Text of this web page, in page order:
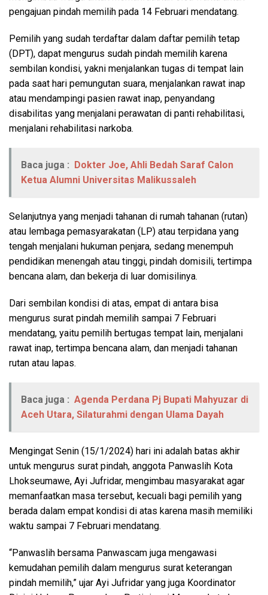
pengajuan pindah memilih pada 14 Februari mendatang.
Pemilih yang sudah terdaftar dalam daftar pemilih tetap
(DPT), dapat mengurus sudah pindah memilih karena
sembilan kondisi, yakni menjalankan tugas di tempat lain
pada saat hari pemungutan suara, menjalankan rawat inap
atau mendampingi pasien rawat inap, penyandang
disabilitas yang menjalani perawatan di panti rehabilitasi,
menjalani rehabilitasi narkoba.
Baca juga : Dokter Joe, Ahli Bedah Saraf Calon
Ketua Alumni Universitas Malikussaleh
Selanjutnya yang menjadi tahanan di rumah tahanan (rutan)
atau lembaga pemasyarakatan (LP) atau terpidana yang
tengah menjalani hukuman penjara, sedang menempuh
pendidikan menengah atau tinggi, pindah domisili, tertimpa
bencana alam, dan bekerja di luar domisilinya.
Dari sembilan kondisi di atas, empat di antara bisa
mengurus surat pindah memilih sampai 7 Februari
mendatang, yaitu pemilih bertugas tempat lain, menjalani
rawat inap, tertimpa bencana alam, dan menjadi tahanan
rutan atau lapas.
Baca juga : Agenda Perdana Pj Bupati Mahyuzar di
Aceh Utara, Silaturahmi dengan Ulama Dayah
Mengingat Senin (15/1/2024) hari ini adalah batas akhir
untuk mengurus surat pindah, anggota Panwaslih Kota
Lhokseumawe, Ayi Jufridar, mengimbau masyarakat agar
memanfaatkan masa tersebut, kecuali bagi pemilih yang
berada dalam empat kondisi di atas karena masih memiliki
waktu sampai 7 Februari mendatang.
“Panwaslih bersama Panwascam juga mengawasi
kemudahan pemilih dalam mengurus surat keterangan
pindah memilih,” ujar Ayi Jufridar yang juga Koordinator